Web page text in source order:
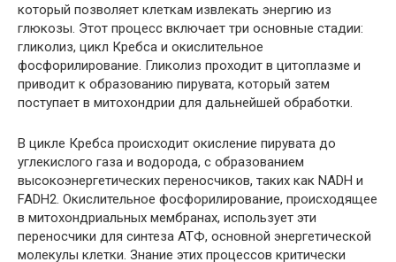
который позволяет клеткам извлекать энергию из
глюкозы. Этот процесс включает три основные стадии:
гликолиз, цикл Кребса и окислительное
фосфорилирование. Гликолиз проходит в цитоплазме и
приводит к образованию пирувата, который затем
поступает в митохондрии для дальнейшей обработки.
В цикле Кребса происходит окисление пирувата до
углекислого газа и водорода, с образованием
высокоэнергетических переносчиков, таких как NADH и
FADH2. Окислительное фосфорилирование, происходящее
в митохондриальных мембранах, использует эти
переносчики для синтеза АТФ, основной энергетической
молекулы клетки. Знание этих процессов критически